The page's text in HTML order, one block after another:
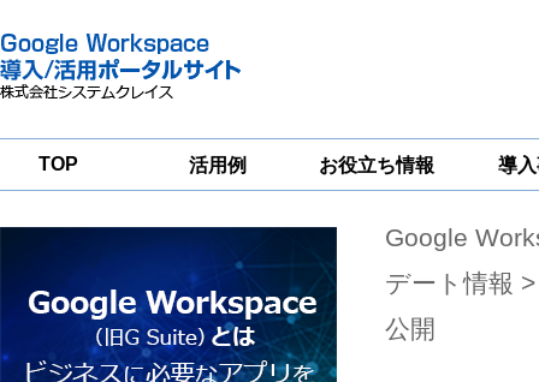
TOP 活用例 お役立ち情報
一
導
グループウェア
移行支援
Google
Workspace
セキュリティ
対策サービス
Google
デート情報
公開